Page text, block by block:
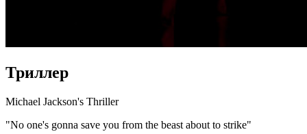
Триллер
Michael Jackson's Thriller
"No one's gonna save you from the beast about to strike"